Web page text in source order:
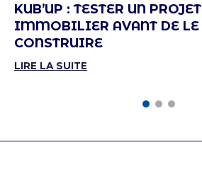
KUB’UP : TESTER UN PROJET
IMMOBILIER AVANT DE LE
CONSTRUIRE
LIRE LA SUITE